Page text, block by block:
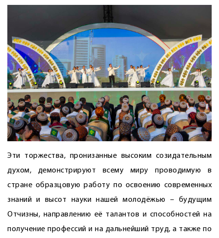
Эти торжества, пронизанные высоким созидательным
духом, демонстрируют всему миру проводимую в
стране образцовую работу по освое­нию современных
знаний и высот науки нашей молодёжью – будущим
Отчизны, направлению её талантов и способностей на
получение профессий и на дальнейший труд, а также по